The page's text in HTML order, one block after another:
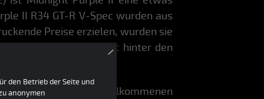
II R34 GT-R V-Spec wurden aus
Preise erzielen, wurden sie
Exemplare weit hinter den
eine Reihe von willkommenen
×
den Betrieb der Seite und
anonymen